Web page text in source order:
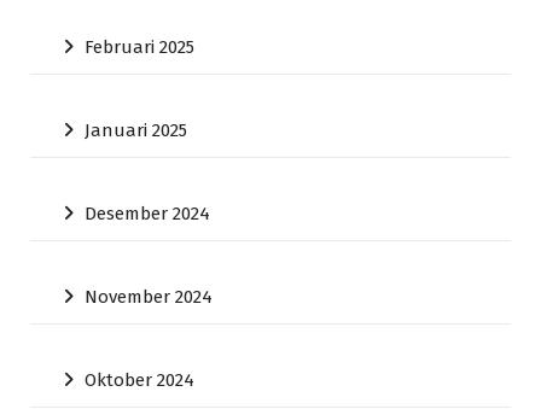
Februari 2025
Januari 2025
Desember 2024
November 2024
Oktober 2024